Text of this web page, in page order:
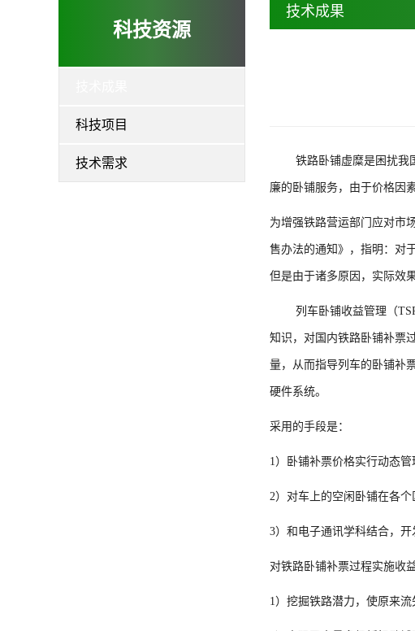
科技资源
科技项目
技术需求
技术成果
铁路卧铺虚糜是困扰我
廉的卧铺服务，由于价格因
为增强铁路营运部门应对市
售办法的通知》，指明：对
但是由于诸多原因，实际效
列车卧铺收益管理（
知识，对国内铁路卧铺补票
量，从而指导列车的卧铺补
硬件系统。
采用的手段是：
1）卧铺补票价格实行动态管
2）对车上的空闲卧铺在各个
3）和电子通讯学科结合，开
对铁路卧铺补票过程实施收
1）挖掘铁路潜力，使原来